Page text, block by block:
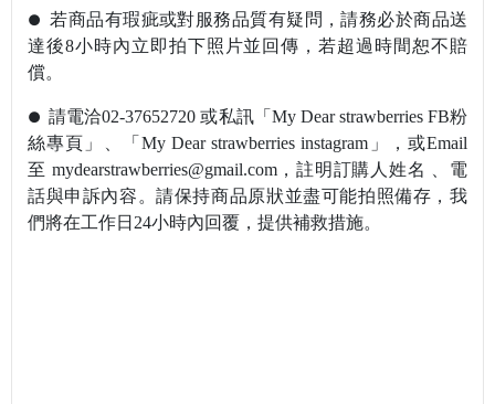
●
若商品有瑕疵或對服務品質有疑問，請務必於商品送
達後8小時內立即拍下照片並回傳，若超過時間恕不賠
償。
● 請電洽02-37652720 或私訊「My Dear strawberries FB粉
絲專頁」
「My Dear strawberries instagram」，或Email
至 mydearstrawberries@gmail.com，註明訂購人姓名
、電
話與申訴內容。請保持商品原狀並盡可能拍照備存，我
們將在工作日24小時內回覆，提供補救措施。